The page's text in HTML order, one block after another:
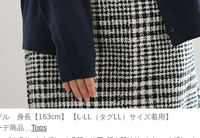
ル 身長【163cm】 【L-LL（タグLL）サイズ着用】
デ商品…Tops